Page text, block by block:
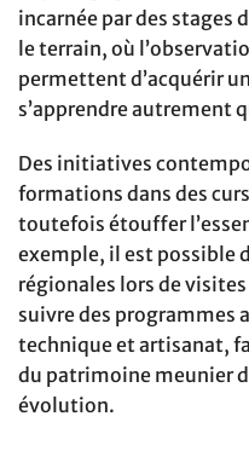
incarnée par des
le terrain, où
permettent d’acquérir
s’apprendre autrement
Des initiatives
formations dans des
toutefois étouffer
exemple, il est possible
régionales lors de
suivre des programmes
technique et artisanat,
du patrimoine meunier
évolution.